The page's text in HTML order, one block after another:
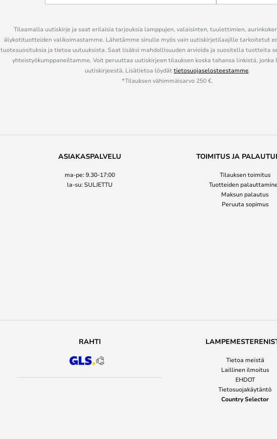
Tilaamalla uutiskirje ja saat erilaisia tarjouksia lamppujen, valaisinten, tuulettimien,
älykotituotteiden valikoimastamme. Lähetämme sinulle myös vain uutiskirjetilaajille tarkoitetut
tuotesuosituksia ja tietoa uutuuksista. Saat lisäksi mahdollisuuden arvioida ja suositella tuotteita
yhteistyökumppaneiltamme. Voit peruuttaa uutiskirjeen tilauksen koska tahansa linkistä, jonka
uutiskirjeestä. Lisätietoa löydättietosuojaselosteestamme.
*Tilauksen vähimmäisarvo 250 €.
ASIAKASPALVELU
ma-pe: 9.30-17:00
la-su: SULJETTU
TOIMITUS JA
Tilauksen toimitus
Tuotteiden
Maksun palautus
Peruuta sopimus
RAHTI
Tietoa meistä
Laillinen ilmoitus
EHDOT
Tietosuojakäytäntö
Country Selector